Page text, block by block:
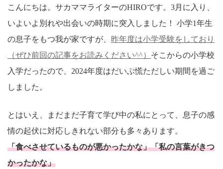
こんにちは。サカママライターのHIROです。3月に入り、
いよいよ別れや出会いの時期に突入しました！ 小学1年生
の息子をもつ我が家ですが、 昨年度は小学受験をしており
（ぜひ前回の記事をお読みください^^） そこからの小学校
入学だったので、2024年度はだいぶ慌ただしい期間を過ご
しました。
とはいえ、まだまだ子育て学び中の私にとって、息子の感
情の起伏に対応しきれない部分も多々あります。
「食べさせているものが悪かったかな」「私の言葉がきつ
かったかな」